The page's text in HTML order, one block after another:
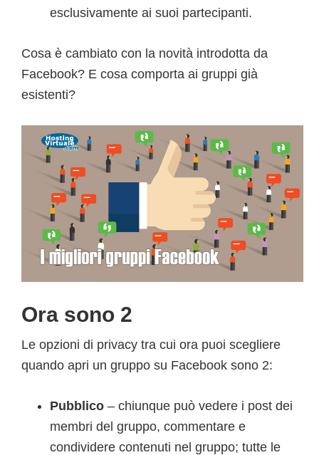
esclusivamente ai suoi partecipanti.
Cosa è cambiato con la novità introdotta da
Facebook? E cosa comporta ai gruppi già
esistenti?
Ora sono 2
Le opzioni di privacy tra cui ora puoi scegliere
quando apri un gruppo su Facebook sono 2:
Pubblico – chiunque può vedere i post dei
membri del gruppo, commentare e
condividere contenuti nel gruppo; tutte le